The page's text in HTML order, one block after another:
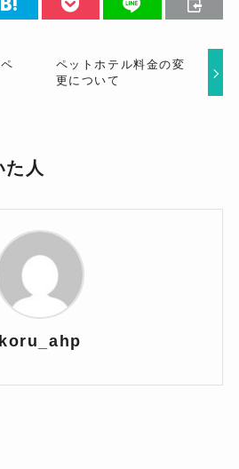
ペットホテル料金の変
更について
人
koru_ahp